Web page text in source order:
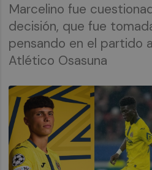
Marcelino fue
decisión, que fue
pensando en el partido
Atlético Osasuna